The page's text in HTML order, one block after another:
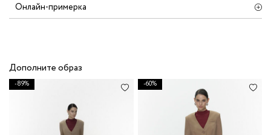
Онлайн-примерка
Дополните образ
-89% -60%